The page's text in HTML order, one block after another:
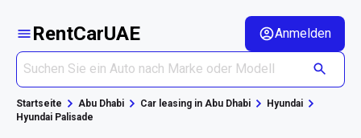
RentCarUAE Anmelden
Startseite Abu Dhabi Car leasing in Abu Dhabi
Hyundai
Hyundai Palisade